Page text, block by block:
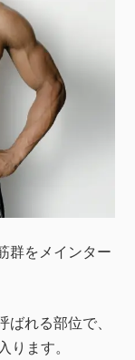
群をメインター
ばれる部位で、
ります。